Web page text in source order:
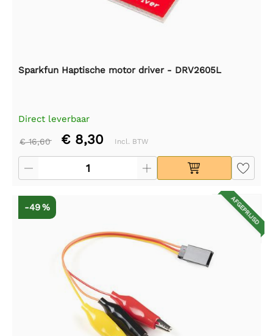
Sparkfun Haptische motor driver - DRV2605L
Direct leverbaar
€ 16,60 € 8,30 Incl. BTW
AFGEPRIJSD
-49 %